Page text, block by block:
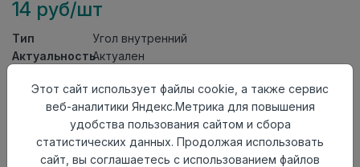
14 руб/шт
Тип
Угол внутренний
АктуальностьАктуален
Осталось5 шт
Добавить в корзину
Внимание! Внешний вид товара может отличаться от
Этот сайт использует файлы cookie, а также сервис
веб-аналитики Яндекс.Метрика для повышения
удобства пользования сайтом и сбора
статистических данных. Продолжая использовать
сайт, вы соглашаетесь с использованием файлов